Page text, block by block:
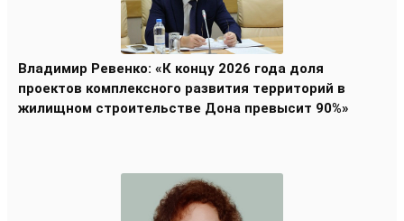
Владимир Ревенко: «К концу 2026 года доля
проектов комплексного развития территорий в
жилищном строительстве Дона превысит 90%»